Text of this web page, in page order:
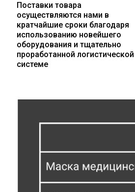
Поставки товара
осуществляются нами в
кратчайшие сроки благодаря
использованию новейшего
оборудования и тщательно
проработанной логистической
системе